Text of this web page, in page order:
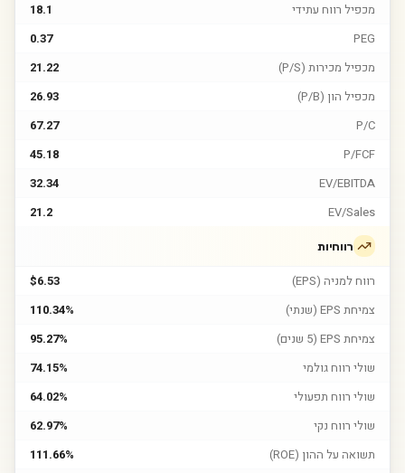
מכפיל רווח עתידי
18.1
PEG
0.37
מכפיל מכירות (P/S)
21.22
מכפיל הון (P/B)
26.93
P/C
67.27
P/FCF
45.18
EV/EBITDA
32.34
EV/Sales
21.2
רווחיות
רווח למניה (EPS)
$6.53
צמיחת EPS (שנתי)
110.34%
צמיחת EPS (5 שנים)
95.27%
שולי רווח גולמי
74.15%
שולי רווח תפעולי
64.02%
שולי רווח נקי
62.97%
תשואה על ההון (ROE)
111.66%